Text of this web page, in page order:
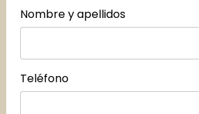
Nombre y apellidos
Teléfono